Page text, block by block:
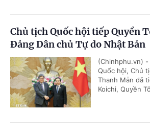
Chủ tịch Quốc hội tiếp Quyền
Đảng Dân chủ Tự do Nhật Bản
(Chinhphu.vn) -
Quốc hội, Chủ
Thanh Mẫn đã
Koichi, Quyền